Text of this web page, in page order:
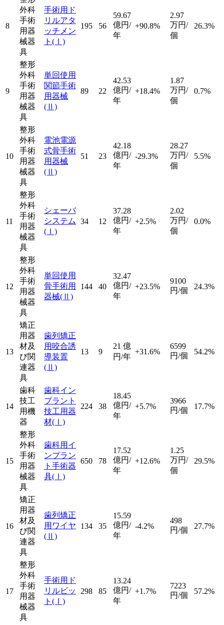
8
外科
手術
用器
械器
具
手術用ド
リルアタ
ッチメン
ト (Ⅰ)
195 56
59.67
億円/
年
+90.8%
2.97
万円/
個
26.3%
9
整形
外科
手術
用器
械器
具
単回使用
関節手術
用器械
(Ⅱ)
89 22
42.53
億円/
年
+18.4%
1.87
万円/
個
0.7%
10
整形
外科
手術
用器
械器
具
電池電源
式骨手術
用器械
(Ⅱ)
51 23
42.18
億円/
年
-29.3%
28.27
万円/
個
5.5%
11
整形
外科
手術
用器
械器
具
シェーバ
システム
(Ⅰ)
34 12
37.28
億円/
年
+2.5%
2.02
万円/
個
0.0%
12
整形
外科
手術
用器
械器
具
単回使用
骨手術用
器械(Ⅱ)
144 40
32.47
億円/
年
+23.5%
9100
円/個
24.3%
13
矯正
用器
材及
び関
連器
具
歯列矯正
用咬合誘
導装置
(Ⅱ)
13 9
21 億
円/年
+31.6%
6599
円/個
54.2%
14
歯科
技工
用機
器
歯科イン
プラント
技工用器
材(Ⅰ)
224 38
18.45
億円/
年
+5.7%
3966
円/個
17.7%
15
整形
外科
手術
用器
械器
具
歯科用イ
ンプラン
ト手術器
具(Ⅰ)
650 78
17.52
億円/
年
+12.6%
1.25
万円/
個
29.5%
16
矯正
用器
材及
び関
連器
具
歯列矯正
用ワイヤ
(Ⅱ)
134 35
15.59
億円/
年
-4.2%
498
円/個
27.7%
17
整形
外科
手術
用器
械器
具
手術用ド
リルビッ
ト (Ⅰ)
298 85
13.24
億円/
年
+1.7%
7223
円/個
57.2%